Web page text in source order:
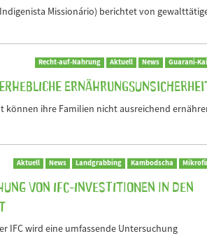
Missionário) berichtet von
Recht-auf-Nahrung Aktuell News Guarani-
können ihre Familien nicht ausreichend
Aktuell News Landgrabbing Kambodscha
von IFC-Investitionen in den
IFC wird eine umfassende Untersuchung